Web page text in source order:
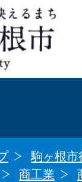
駒ヶ根市
商工業